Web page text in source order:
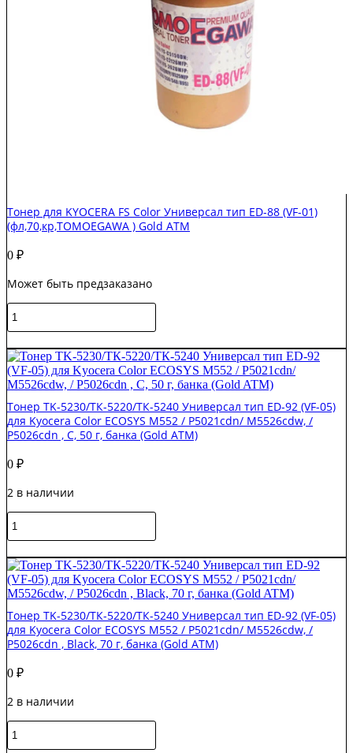
Тонер для KYOCERA FS Color Универсал тип ED-88 (VF-01)
(фл,70,кр,TOMOEGAWA ) Gold ATM
0 ₽
Может быть предзаказано
Количество
товара
для
KYOCERA
FS
Color
Универсал
тип
ED-
(VF-
(фл,70,кр,TOMOEGAWA
Gold
ATM
Тонер TK-5230/ТК-5220/ТК-5240 Универсал тип ED-92 (VF-05)
для Kyocera Color ECOSYS M552 / P5021cdn/ M5526cdw, /
P5026cdn , C, 50 г, банка (Gold ATM)
0 ₽
2 в наличии
Количество
товара
TK-
5230/
ТК-5220/
ТК-5240
Универсал
тип
ED-
(VF-
для
Color
ECOSYS
Тонер TK-5230/ТК-5220/ТК-5240 Универсал тип ED-92 (VF-05)
для Kyocera Color ECOSYS M552 / P5021cdn/ M5526cdw, /
P5026cdn , Black, 70 г, банка (Gold ATM)
0 ₽
2 в наличии
Количество
товара